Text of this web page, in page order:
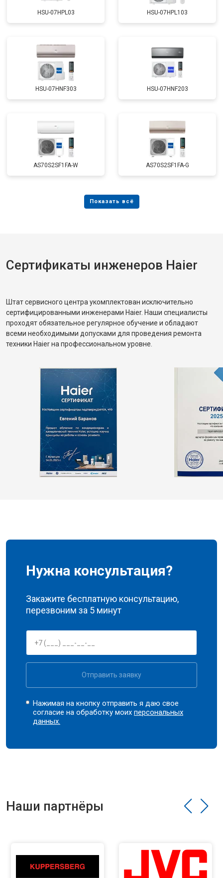
HSU-07HPL03 HSU-07HPL103
HSU-07HNF303 HSU-07HNF203
AS70S2SF1FA-W AS70S2SF1FA-G
Сертификаты инженеров Haier
Штат сервисного центра укомплектован исключительно
сертифицированными инженерами Haier. Наши специалисты
проходят обязательное регулярное обучение и обладают
всеми необходимыми допусками для проведения ремонта
техники Haier на профессиональном уровне.
Нужна консультация?
Закажите бесплатную консультацию,
перезвоним за 5 минут
Отправить заявку
Нажимая на кнопку отправить я даю свое
согласие на обработку моихперсональных
данных.
Наши партнёры